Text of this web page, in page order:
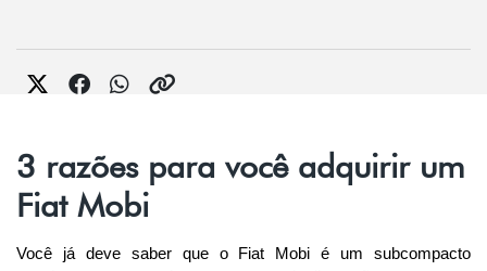
3 razões para você adquirir um
Fiat Mobi
Você já deve saber que o Fiat Mobi é um subcompacto